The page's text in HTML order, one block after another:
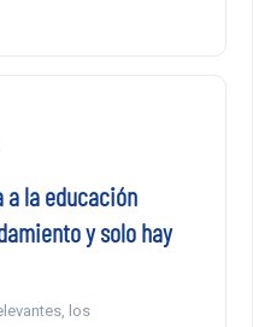
a la educación
y solo hay
los